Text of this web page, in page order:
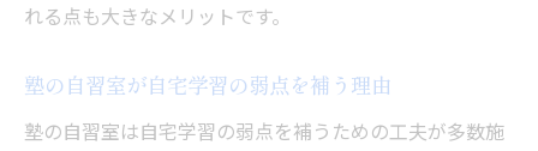
れる点も大きなメリットです。
塾の自習室が自宅学習の弱点を補う理由
塾の自習室は自宅学習の弱点を補うための工夫が多数施